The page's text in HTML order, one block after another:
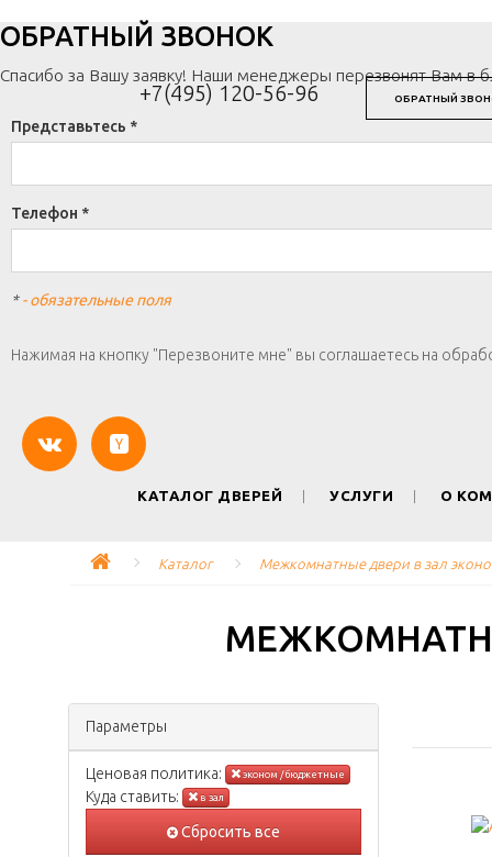
+7(495) 120-56-96 ОБРАТНЫЙ
ОБРАТНЫЙ ЗВОНОК
Спасибо за Вашу заявку! Наши менеджеры перезвонят Вам в
Представьтесь *
Телефон *
*- обязательные поля
Нажимая на кнопку "Перезвоните мне" вы соглашаетесь на
КАТАЛОГ ДВЕРЕЙ УСЛУГИ О
Каталог Межкомнатные двери в зал
Параметры
Ценовая политика: эконом / бюджетные
Куда ставить: в зал
Сбросить все